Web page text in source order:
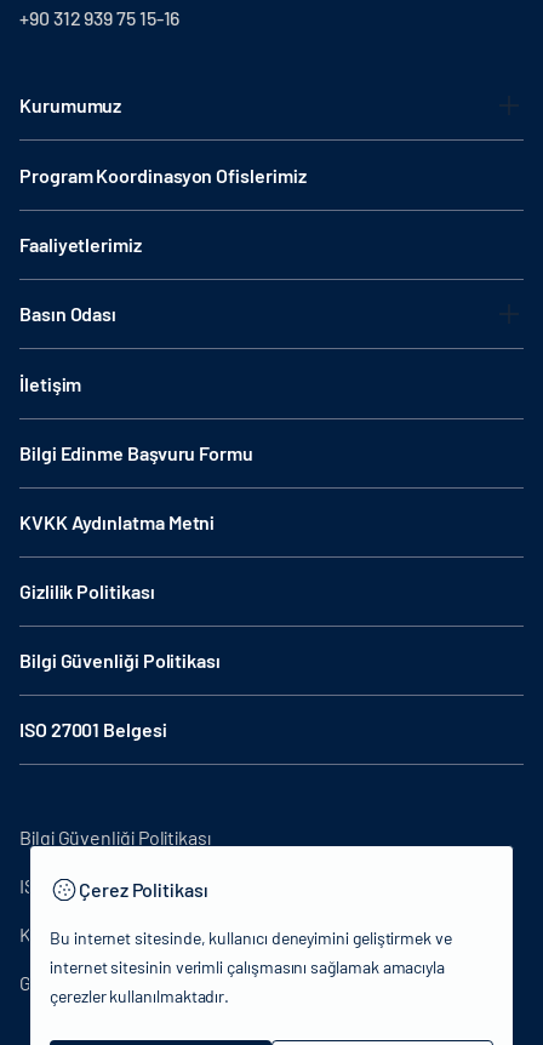
+90 312 939 75 15-16
Kurumumuz
Program Koordinasyon Ofislerimiz
Faaliyetlerimiz
Basın Odası
İletişim
Bilgi Edinme Başvuru Formu
KVKK Aydınlatma Metni
Gizlilik Politikası
Bilgi Güvenliği Politikası
ISO 27001 Belgesi
Bilgi Güvenliği Politikası
ISO27001
KVKK Aydınlatma Metni
Gizlilik Politikası
Çerez Politikası
Bu internet sitesinde, kullanıcı deneyimini geliştirmek ve
internet sitesinin verimli çalışmasını sağlamak amacıyla
çerezler kullanılmaktadır.